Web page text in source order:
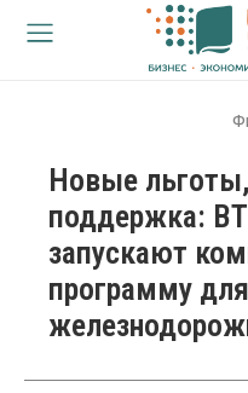
Новые
поддержка:
запускают
программу